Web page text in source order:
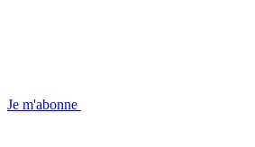
Je m'abonne